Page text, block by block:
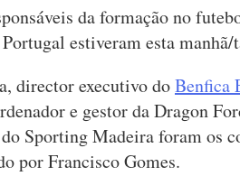
da formação no
estiveram esta
director executivo doBenfica
e gestor da Dragon
Sporting Madeira foram os
por Francisco Gomes.